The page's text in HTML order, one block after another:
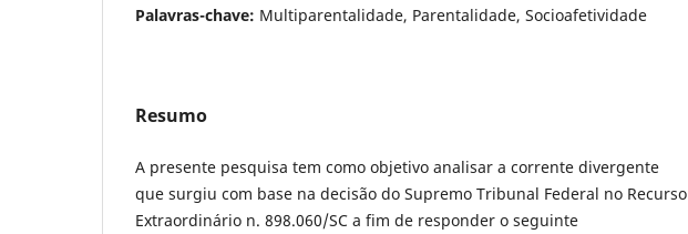
Palavras-chave: Multiparentalidade, Parentalidade, Socioafetividade
Resumo
A presente pesquisa tem como objetivo analisar a corrente divergente
que surgiu com base na decisão do Supremo Tribunal Federal no Recurso
Extraordinário n. 898.060/SC a fim de responder o seguinte